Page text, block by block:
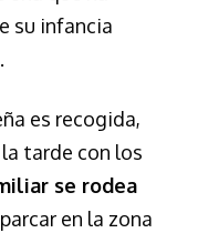
su infancia
es recogida,
tarde con los
se rodea
en la zona